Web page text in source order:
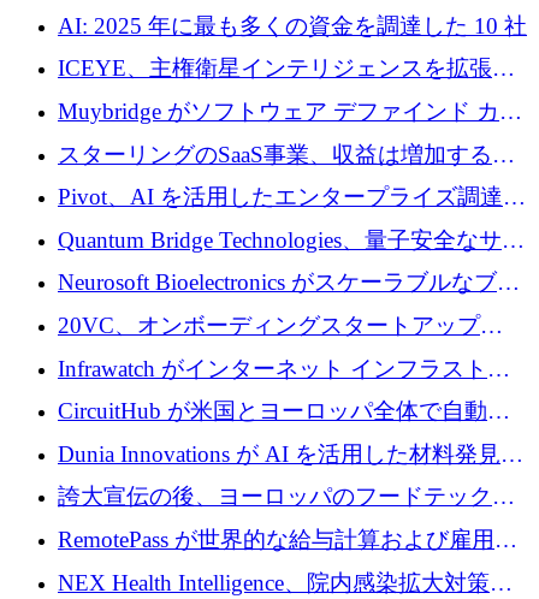
250万ユーロを確保
AI: 2025 年に最も多くの資金を調達した 10 社
ICEYE、主権衛星インテリジェンスを拡張す
るために 3 億ユーロの信用枠を確保
Muybridge がソフトウェア デファインド カメ
ラ テクノロジーを拡張するためにシリーズ A
で 1,600 万ドルを調達
スターリングのSaaS事業、収益は増加するも
グループ利益は減少
Pivot、AI を活用したエンタープライズ調達プ
ラットフォームを拡大するために 4,000 万ド
ルを調達
Quantum Bridge Technologies、量子安全なサイ
バーセキュリティ インフラストラクチャの拡
Neurosoft Bioelectronics がスケーラブルなブレ
イン コンピューター インターフェイスのため
に 750 万ドルを調達
20VC、オンボーディングスタートアップ
Prelude へのシリーズ A 投資で 2,000 万ドルを
Infrawatch がインターネット インフラストラ
クチャ インテリジェンス向けに 300 万ドルの
プレシードを確保
CircuitHub が米国とヨーロッパ全体で自動電
子機器製造を拡大するために 2,800 万ドルを
Dunia Innovations が AI を活用した材料発見を
産業化するために 2 億 8,000 万ユーロのベル
リン GigaLab を発表
誇大宣伝の後、ヨーロッパのフードテックセ
クターはファンダメンタルズを中心に再構築
RemotePass が世界的な給与計算および雇用プ
ラットフォームを拡大するために 1,740 万ド
NEX Health Intelligence、院内感染拡大対策に